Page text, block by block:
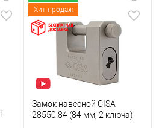
Хит продаж
Замок навесной CISA
28550.84 (84 мм, 2 ключа)